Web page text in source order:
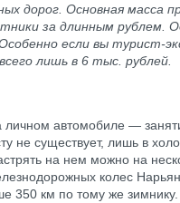
дорог. Основная масса
за длинным рублем.
если вы турист-
лишь в 6 тыс. рублей.
личном автомобиле —
не существует, лишь в
на нем можно на
колес
350 км по тому же зимнику.